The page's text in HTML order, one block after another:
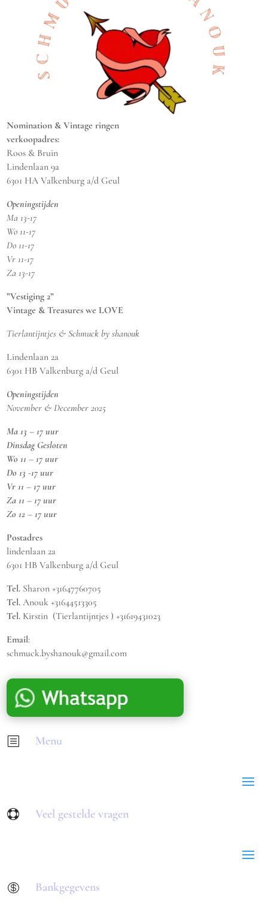
Nomination & Vintage ringen
verkoopadres:
Roos & Bruin
Lindenlaan 9a
6301 HA Valkenburg a/d Geul
Openingstijden
Ma 13-17
Wo 11-17
Do 11-17
Vr 11-17
Za 13-17
”Vestiging 2”
Vintage & Treasures we LOVE
Tierlantijntjes & Schmuck by shanouk
Lindenlaan 2a
6301 HB Valkenburg a/d Geul
Openingstijden
November & December 2025
Ma 13 – 17 uur
Dinsdag Gesloten
Wo 11 – 17 uur
Do 13 -17 uur
Vr 11 – 17 uur
Za 11 – 17 uur
Zo 12 – 17 uur
Postadres
lindenlaan 2a
6301 HB Valkenburg a/d Geul
Tel. Sharon +31647760705
Tel. Anouk +31644513305
Tel. Kirstin (Tierlantijntjes ) +31619431023
Email:
schmuck.byshanouk@gmail.com
b Menu
 Veel gestelde vragen
 Bankgegevens